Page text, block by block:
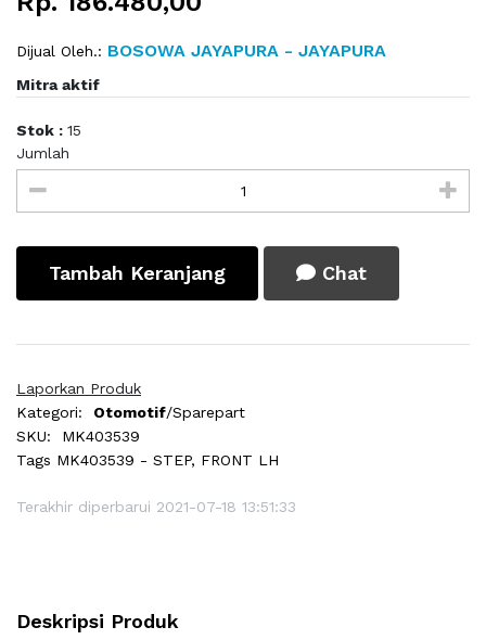
Dijual Oleh.: BOSOWA JAYAPURA - JAYAPURA
Mitra aktif
Stok : 15
Jumlah
Tambah Keranjang Chat
Laporkan Produk
Kategori:
Otomotif/Sparepart
SKU:
MK403539
Tags MK403539 - STEP, FRONT LH
Terakhir diperbarui 2021-07-18 13:51:33
Deskripsi Produk